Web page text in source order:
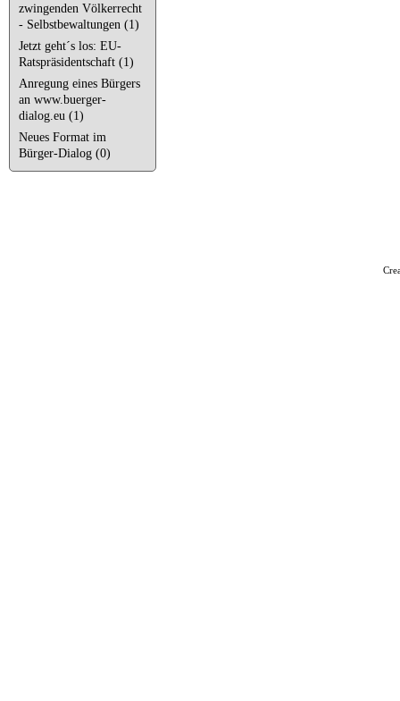
zwingenden Völkerrecht
- Selbstbewaltungen (1)
Jetzt geht´s los: EU-
Ratspräsidentschaft (1)
Anregung eines Bürgers
an www.buerger-
dialog.eu (1)
Neues Format im
Bürger-Dialog (0)